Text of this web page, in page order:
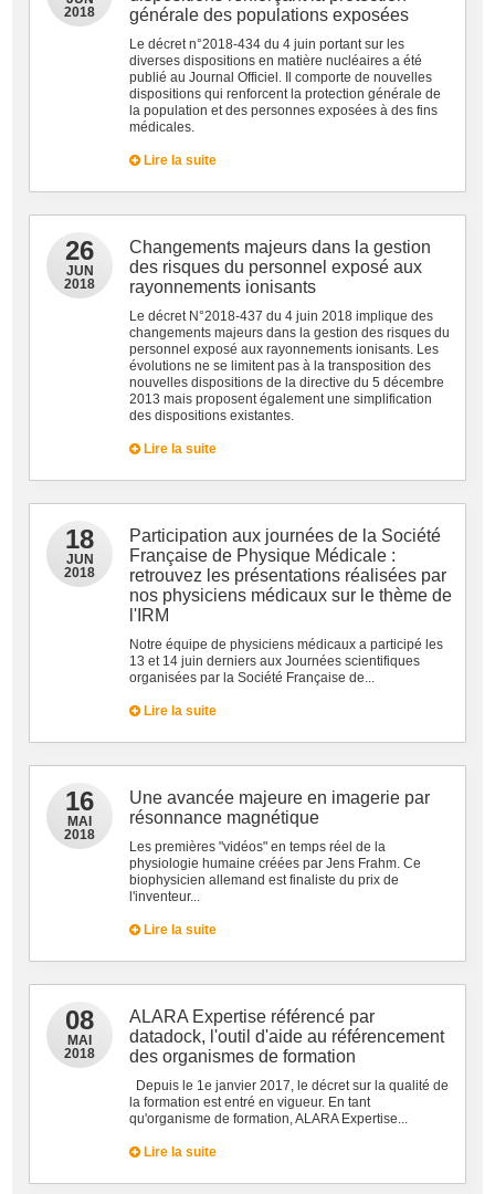
2018
générale des populations exposées
Le décret n°2018-434 du 4 juin portant sur les
diverses dispositions en matière nucléaires a été
publié au Journal Officiel. Il comporte de nouvelles
dispositions qui renforcent la protection générale de
la population et des personnes exposées à des fins
médicales.
Lire la suite
26
JUN
2018
Changements majeurs dans la gestion
des risques du personnel exposé aux
rayonnements ionisants
Le décret N°2018-437 du 4 juin 2018 implique des
changements majeurs dans la gestion des risques du
personnel exposé aux rayonnements ionisants. Les
évolutions ne se limitent pas à la transposition des
nouvelles dispositions de la directive du 5 décembre
2013 mais proposent également une simplification
des dispositions existantes.
Lire la suite
18
JUN
2018
Participation aux journées de la Société
Française de Physique Médicale :
retrouvez les présentations réalisées par
nos physiciens médicaux sur le thème de
l'IRM
Notre équipe de physiciens médicaux a participé les
13 et 14 juin derniers aux Journées scientifiques
organisées par la Société Française de...
Lire la suite
16
MAI
2018
Une avancée majeure en imagerie par
résonnance magnétique
Les premières "vidéos" en temps réel de la
physiologie humaine créées par Jens Frahm. Ce
biophysicien allemand est finaliste du prix de
l'inventeur...
Lire la suite
08
MAI
2018
ALARA Expertise référencé par
datadock, l'outil d'aide au référencement
des organismes de formation
Depuis le 1e janvier 2017, le décret sur la qualité de
la formation est entré en vigueur. En tant
qu'organisme de formation, ALARA Expertise...
Lire la suite